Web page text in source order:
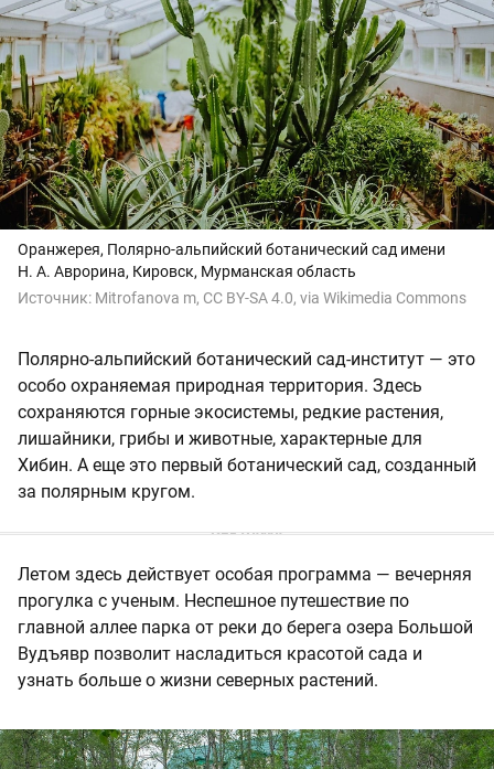
Оранжерея, Полярно-альпийский ботанический сад имени
Н. А. Аврорина, Кировск, Мурманская область
Источник: Mitrofanova m, CC BY-SA 4.0, via Wikimedia Commons
Полярно-альпийский ботанический сад-институт — это
особо охраняемая природная территория. Здесь
сохраняются горные экосистемы, редкие растения,
лишайники, грибы и животные, характерные для
Хибин. А еще это первый ботанический сад, созданный
за полярным кругом.
Летом здесь действует особая программа — вечерняя
прогулка с ученым. Неспешное путешествие по
главной аллее парка от реки до берега озера Большой
Вудъявр позволит насладиться красотой сада и
узнать больше о жизни северных растений.